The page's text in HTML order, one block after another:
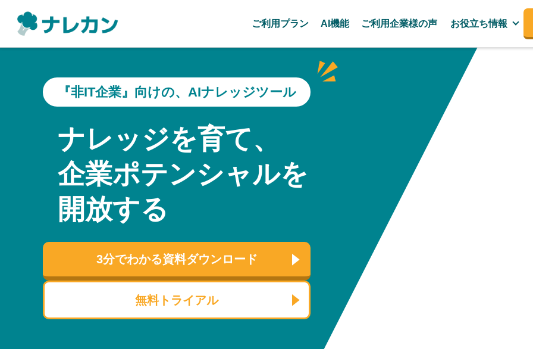
ご利用プラン AI機能 ご利用企業様の声 お役立ち情報
『非IT企業』向けの、AIナレッジツール
ナレッジを育て、
企業ポテンシャルを
開放する
3分でわかる資料ダウンロード
無料トライアル